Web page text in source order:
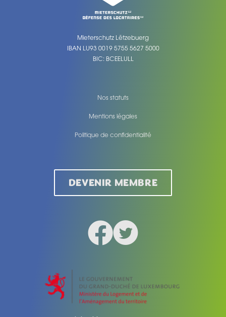
Mieterschutz Lëtzebuerg
IBAN LU93 0019 5755 5627 5000
BIC: BCEELULL
Nos statuts
Mentions légales
Politique de confidentialité
DEVENIR MEMBRE